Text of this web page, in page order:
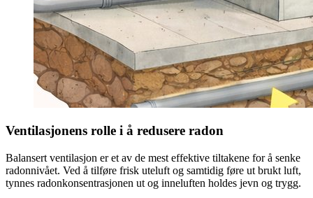
Ventilasjonens rolle i å redusere radon
Balansert ventilasjon er et av de mest effektive tiltakene for å senke
radonnivået. Ved å tilføre frisk uteluft og samtidig føre ut brukt luft,
tynnes radonkonsentrasjonen ut og inneluften holdes jevn og trygg.